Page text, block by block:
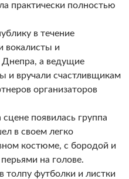
практически полностью
в течение
вокалисты и
Днепра, а ведущие
и вручали счастливщикам
организаторов
появилась группа
в своем легко
костюме, с бородой и
на голове.
толпу футболки и листки